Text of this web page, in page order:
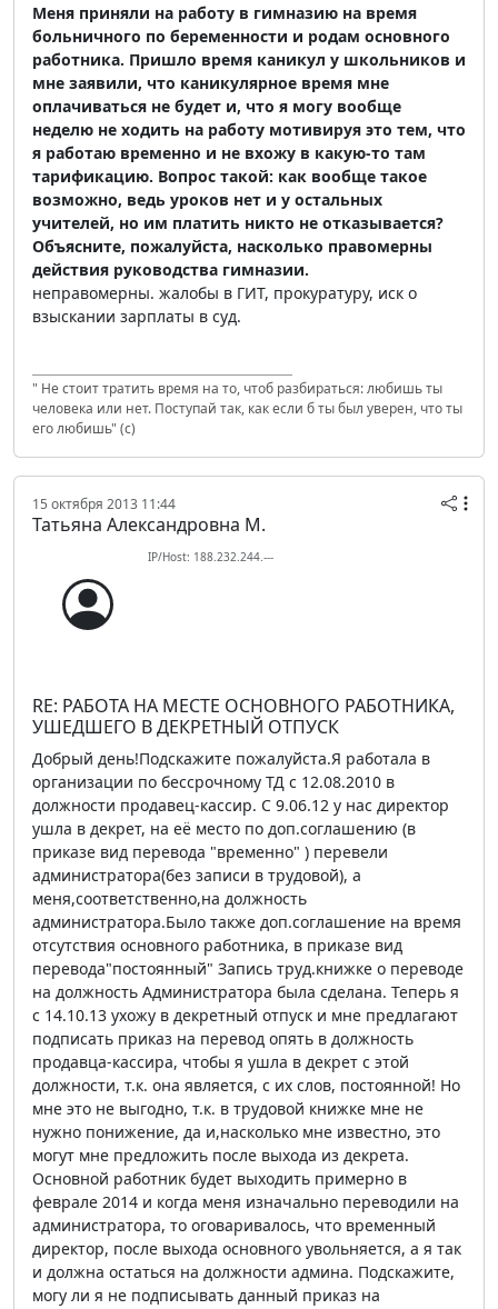
Меня приняли на работу в гимназию на время
больничного по беременности и родам основного
работника. Пришло время каникул у школьников и
мне заявили, что каникулярное время мне
оплачиваться не будет и, что я могу вообще
неделю не ходить на работу мотивируя это тем, что
я работаю временно и не вхожу в какую-то там
тарификацию. Вопрос такой: как вообще такое
возможно, ведь уроков нет и у остальных
учителей, но им платить никто не отказывается?
Объясните, пожалуйста, насколько правомерны
действия руководства гимназии.
неправомерны. жалобы в ГИТ, прокуратуру, иск о
взыскании зарплаты в суд.
" Не стоит тратить время на то, чтоб разбираться: любишь ты
человека или нет. Поступай так, как если б ты был уверен, что ты
его любишь" (с)
15 октября 2013 11:44
Татьяна Александровна М.
IP/Host: 188.232.244.---
RE: РАБОТА НА МЕСТЕ ОСНОВНОГО РАБОТНИКА,
УШЕДШЕГО В ДЕКРЕТНЫЙ ОТПУСК
Добрый день!Подскажите пожалуйста.Я работала в
организации по бессрочному ТД с 12.08.2010 в
должности продавец-кассир. С 9.06.12 у нас директор
ушла в декрет, на её место по доп.соглашению (в
приказе вид перевода "временно" ) перевели
администратора(без записи в трудовой), а
меня,соответственно,на должность
администратора.Было также доп.соглашение на время
отсутствия основного работника, в приказе вид
перевода"постоянный" Запись труд.книжке о переводе
на должность Администратора была сделана. Теперь я
с 14.10.13 ухожу в декретный отпуск и мне предлагают
подписать приказ на перевод опять в должность
продавца-кассира, чтобы я ушла в декрет с этой
должности, т.к. она является, с их слов, постоянной! Но
мне это не выгодно, т.к. в трудовой книжке мне не
нужно понижение, да и,насколько мне известно, это
могут мне предложить после выхода из декрета.
Основной работник будет выходить примерно в
феврале 2014 и когда меня изначально переводили на
администратора, то оговаривалось, что временный
директор, после выхода основного увольняется, а я так
и должна остаться на должности админа. Подскажите,
могу ли я не подписывать данный приказ на